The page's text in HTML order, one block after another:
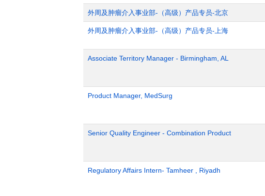
外周及肿瘤介入事业部-（高级）产品专员-北京
外周及肿瘤介入事业部-（高级）产品专员-上海
Associate Territory Manager - Birmingham, AL
Product Manager, MedSurg
Senior Quality Engineer - Combination Product
Regulatory Affairs Intern- Tamheer , Riyadh